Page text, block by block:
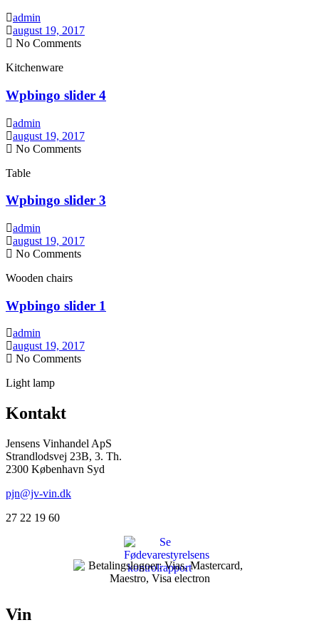
admin
august 19, 2017
No Comments
Kitchenware
Wpbingo slider 4
admin
august 19, 2017
No Comments
Table
Wpbingo slider 3
admin
august 19, 2017
No Comments
Wooden chairs
Wpbingo slider 1
admin
august 19, 2017
No Comments
Light lamp
Kontakt
Jensens Vinhandel ApS
Strandlodsvej 23B, 3. Th.
2300 København Syd
pjn@jv-vin.dk
27 22 19 60
Vin